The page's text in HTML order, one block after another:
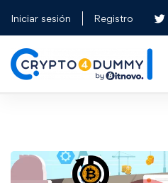
Iniciar sesión Registro